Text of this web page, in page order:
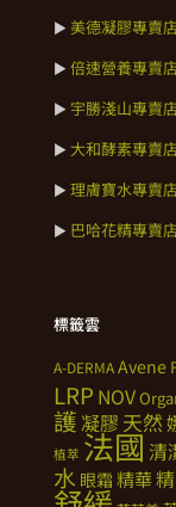
► 美德凝膠專賣
► 倍速營養專賣
► 宇勝淺山專賣
► 大和酵素專賣
► 理膚寶水專賣
► 巴哈花精專賣
標籤雲
A-DERMAAvene
LRP NOV
護凝膠 天然
植萃 法國清
水 眼霜 精華